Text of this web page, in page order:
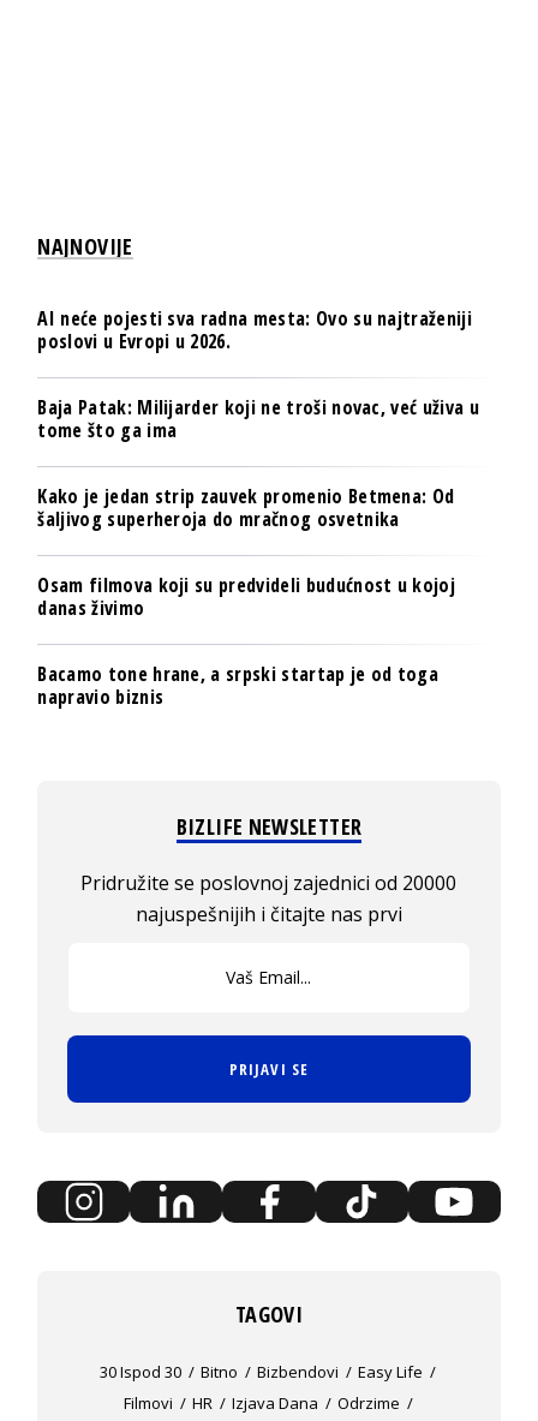
NAJNOVIJE
AI neće pojesti sva radna mesta: Ovo su najtraženiji
poslovi u Evropi u 2026.
Baja Patak: Milijarder koji ne troši novac, već uživa u
tome što ga ima
Kako je jedan strip zauvek promenio Betmena: Od
šaljivog superheroja do mračnog osvetnika
Osam filmova koji su predvideli budućnost u kojoj
danas živimo
Bacamo tone hrane, a srpski startap je od toga
napravio biznis
BIZLIFE NEWSLETTER
Pridružite se poslovnoj zajednici od 20000
najuspešnijih i čitajte nas prvi
PRIJAVI SE
TAGOVI
30 Ispod 30 Bitno Bizbendovi
Easy Life
Filmovi
HR Izjava Dana
Odrzime